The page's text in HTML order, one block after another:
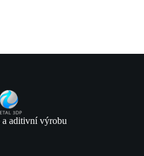
aditivní výrobu